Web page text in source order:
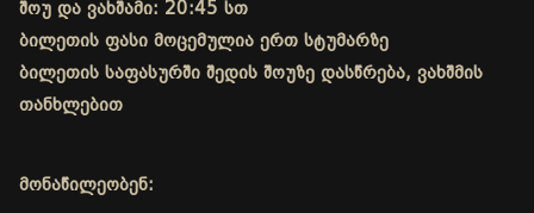
შოუ და ვახშამი: 20:45 სთ
ბილეთის ფასი მოცემულია ერთ სტუმარზე
ბილეთის საფასურში შედის შოუზე დასწრება, ვახშმის
თანხლებით
მონაწილეობენ: